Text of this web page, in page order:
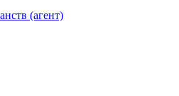
(агент)